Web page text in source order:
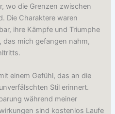
wo die Grenzen zwischen
Die Charaktere waren
ihre Kämpfe und Triumphe
das mich gefangen nahm,
einem Gefühl, das an die
Stil erinnert.
während meiner
sind kostenlos Laufe